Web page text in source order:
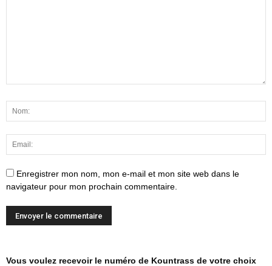
Enregistrer mon nom, mon e-mail et mon site web dans le
navigateur pour mon prochain commentaire.
Vous voulez recevoir le numéro de Kountrass de votre choix